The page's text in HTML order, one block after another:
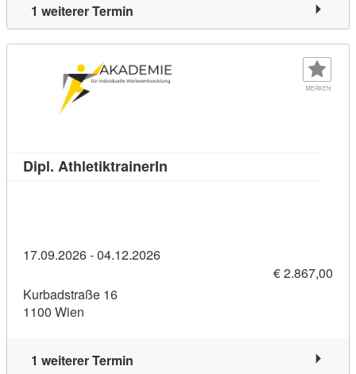
1 weiterer Termin
MERKEN
Dipl. AthletiktrainerIn
17.09.2026 - 04.12.2026
€ 2.867,00
Kurbadstraße 16
1100 Wien
1 weiterer Termin